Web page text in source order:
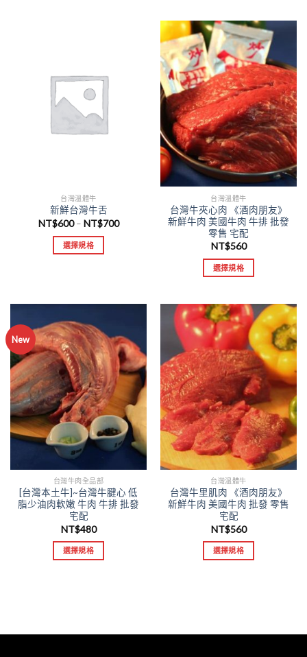
台灣溫體牛
新鮮台灣牛舌
NT$600– NT$700
選擇規格
台灣溫體牛
台灣牛夾心肉 《酒肉朋友》
新鮮牛肉 美國牛肉 牛排 批發
零售 宅配
NT$560
選擇規格
New
台灣牛肉全品部
[台灣本土牛]~台灣牛腱心 低
脂少油肉軟嫩 牛肉 牛排 批發
宅配
NT$480
選擇規格
台灣溫體牛
台灣牛里肌肉 《酒肉朋友》
新鮮牛肉 美國牛肉 批發 零售
宅配
NT$560
選擇規格